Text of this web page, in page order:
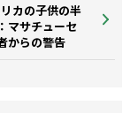
カの子供の半
マサチューセ
からの警告